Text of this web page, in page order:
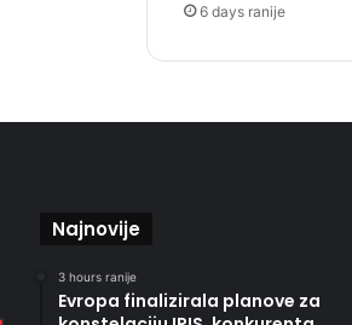
6 days ranije
Najnovije
3 hours ranije
Evropa finalizirala planove za